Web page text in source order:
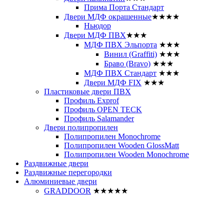
Прима Порта Стандарт
Двери МДФ окрашенные★★★★
Ньюдор
Двери МДФ ПВХ★★★
МДФ ПВХ Эльпорта ★★★
Винил (Graffiti) ★★★
Браво (Bravo) ★★★
МДФ ПВХ Стандарт ★★★
Двери МДФ FIX ★★★
Пластиковые двери ПВХ
Профиль Exprof
Профиль OPEN TECK
Профиль Salamander
Двери полипропилен
Полипропилен Monochrome
Полипропилен Wooden GlossMatt
Полипропилен Wooden Monochrome
Раздвижные двери
Раздвижные перегородки
Алюминиевые двери
GRADDOOR ★★★★★